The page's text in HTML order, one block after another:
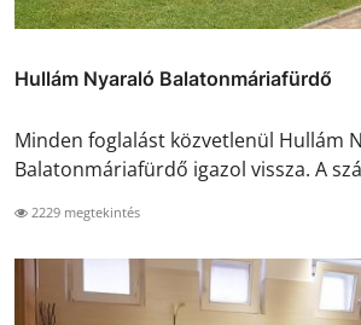
Hullám Nyaraló Balatonmáriafürdő
Minden foglalást közvetlenül Hullám
Balatonmáriafürdő igazol vissza. A
2229 megtekintés